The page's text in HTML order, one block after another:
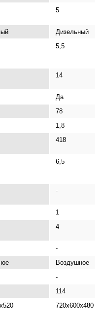
5
Дизельный
5,5
14
Да
78
1,8
418
6,5
-
1
4
-
Воздушное
-
114
720x600x480